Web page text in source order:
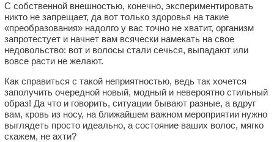
С собственной внешностью, конечно, экспериментировать
никто не запрещает, да вот только здоровья на такие
«преобразования» надолго у вас точно не хватит, организм
запротестует и начнет вам всячески намекать на свое
недовольство: вот и волосы стали сечься, выпадают или
вовсе расти не желают.
Как справиться с такой неприятностью, ведь так хочется
заполучить очередной новый, модный и невероятно стильный
образ! Да что и говорить, ситуации бывают разные, а вдруг
вам, кровь из носу, на ближайшем важном мероприятии нужно
выглядеть просто идеально, а состояние ваших волос, мягко
скажем, не ахти?